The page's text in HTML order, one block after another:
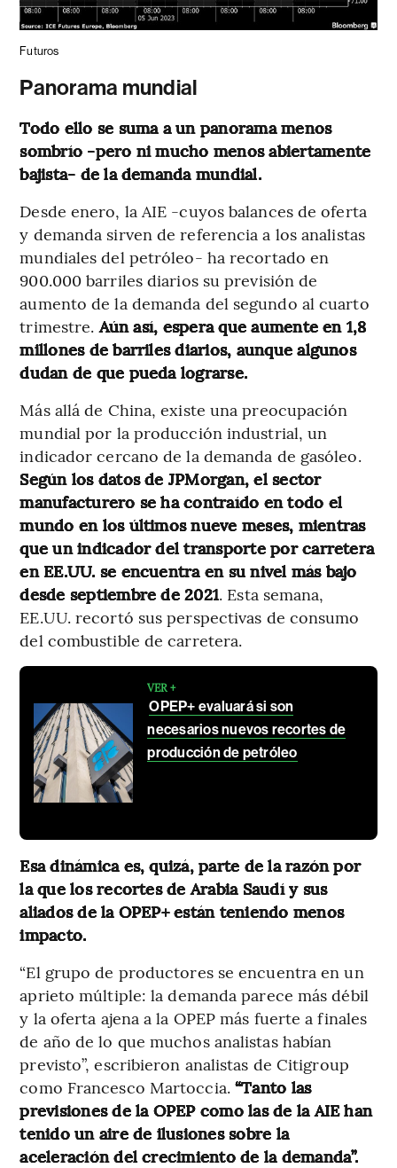
Futuros
Panorama mundial
Todo ello se suma a un panorama menos
sombrío -pero ni mucho menos abiertamente
bajista- de la demanda mundial.
Desde enero, la AIE -cuyos balances de oferta
y demanda sirven de referencia a los analistas
mundiales del petróleo- ha recortado en
900.000 barriles diarios su previsión de
aumento de la demanda del segundo al cuarto
trimestre.Aún así, espera que aumente en 1,8
millones de barriles diarios, aunque algunos
dudan de que pueda lograrse.
Más allá de China, existe una preocupación
mundial por la producción industrial, un
indicador cercano de la demanda de gasóleo.
Según los datos de JPMorgan, el sector
manufacturero se ha contraído en todo el
mundo en los últimos nueve meses, mientras
que un indicador del transporte por carretera
en EE.UU. se encuentra en su nivel más bajo
desde septiembre de 2021. Esta semana,
EE.UU. recortó sus perspectivas de consumo
del combustible de carretera.
VER +
OPEP+ evaluará si son
necesarios nuevos recortes de
producción de petróleo
Esa dinámica es, quizá, parte de la razón por
la que los recortes de Arabia Saudí y sus
aliados de la OPEP+ están teniendo menos
impacto.
“El grupo de productores se encuentra en un
aprieto múltiple: la demanda parece más débil
y la oferta ajena a la OPEP más fuerte a finales
de año de lo que muchos analistas habían
previsto”, escribieron analistas de Citigroup
como Francesco Martoccia. “Tanto las
previsiones de la OPEP como las de la AIE han
tenido un aire de ilusiones sobre la
aceleración del crecimiento de la demanda”.